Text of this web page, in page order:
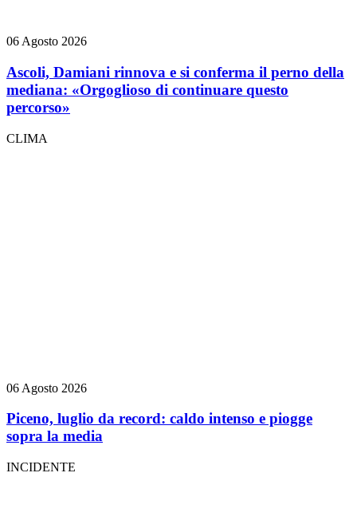
06 Agosto 2026
Ascoli, Damiani rinnova e si conferma il perno della
mediana: «Orgoglioso di continuare questo
percorso»
CLIMA
06 Agosto 2026
Piceno, luglio da record: caldo intenso e piogge
sopra la media
INCIDENTE